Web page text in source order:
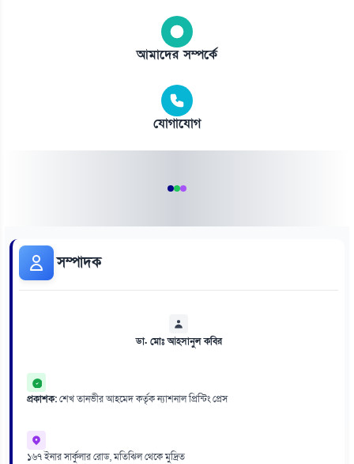
আমাদের সম্পর্কে
যোগাযোগ
সম্পাদক
ডা. মোঃ আহসানুল কবির
প্রকাশক:শেখ তানভীর আহমেদ কর্তৃক ন্যাশনাল প্রিন্টিং প্রেস
১৬৭ ইনার সার্কুলার রোড, মতিঝিল থেকে মুদ্রিত